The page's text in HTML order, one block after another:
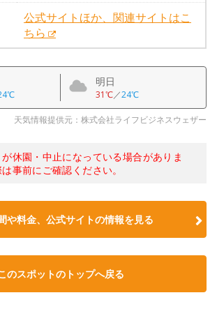
公式サイトほか、関連サイトはこ
ちら
明日
31℃／24℃
天気情報提供元：株式会社ライフビジネスウェザー
休園・中止になっている場合がありま
事前にご確認ください。
や料金、公式サイトの情報を見る
のスポットのトップへ戻る